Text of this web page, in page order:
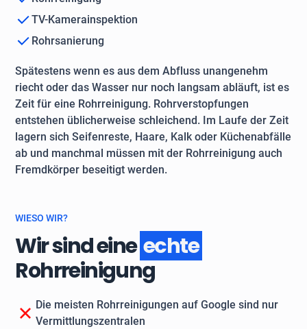
TV-Kamerainspektion
Rohrsanierung
Spätestens wenn es aus dem Abfluss unangenehm
riecht oder das Wasser nur noch langsam abläuft, ist es
Zeit für eine Rohrreinigung. Rohrverstopfungen
entstehen üblicherweise schleichend. Im Laufe der Zeit
lagern sich Seifenreste, Haare, Kalk oder Küchenabfälle
ab und manchmal müssen mit der Rohrreinigung auch
Fremdkörper beseitigt werden.
WIESO WIR?
Wir sind eineechte
Rohrreinigung
Die meisten Rohrreinigungen auf Google sind nur
Vermittlungszentralen